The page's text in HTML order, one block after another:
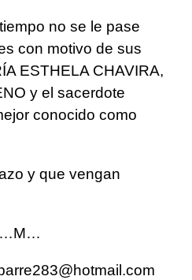
no se le pase
con motivo de sus
ESTHELA CHAVIRA,
y el sacerdote
conocido como
y que vengan